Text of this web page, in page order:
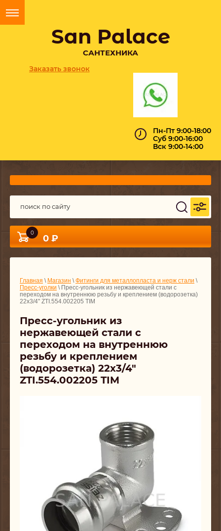
San Palace
САНТЕХНИКА
Заказать звонок
Пн-Пт 9:00-18:00
Суб 9:00-16:00
Вск 9:00-14:00
0
0 ₽
Главная \ Магазин \ Фитинги для металлопласта и нерж стали \
Пресс-уголки \ Пресс-угольник из нержавеющей стали с
переходом на внутреннюю резьбу и креплением (водорозетка)
22х3/4" ZTI.554.002205 TIM
Пресс-угольник из
нержавеющей стали с
переходом на внутреннюю
резьбу и креплением
(водорозетка) 22х3/4"
ZTI.554.002205 TIM